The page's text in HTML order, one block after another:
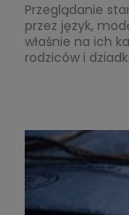
Przeglądanie
przez język,
właśnie na ich
rodziców i